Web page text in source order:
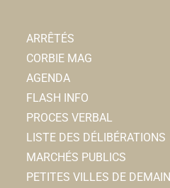
ARRÊTÉS
CORBIE MAG
AGENDA
FLASH INFO
PROCES VERBAL
LISTE DES DÉLIBÉRATIONS
MARCHÉS PUBLICS
PETITES VILLES DE DEMAIN